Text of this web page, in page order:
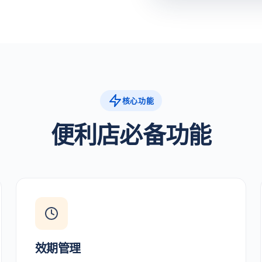
核心功能
便利店必备功能
效期管理